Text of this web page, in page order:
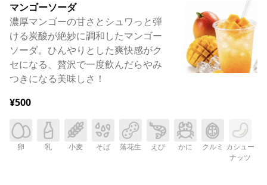
マンゴーソーダ
濃厚マンゴーの甘さとシュワっと弾
ける炭酸が絶妙に調和したマンゴー
ソーダ。ひんやりとした爽快感がク
セになる、贅沢で一度飲んだらやみ
つきになる美味しさ！
¥500
卵 乳 小麦 そば 落花生 えび かに クルミ カシュー
ナッツ